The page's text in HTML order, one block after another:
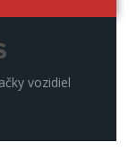
vozidiel